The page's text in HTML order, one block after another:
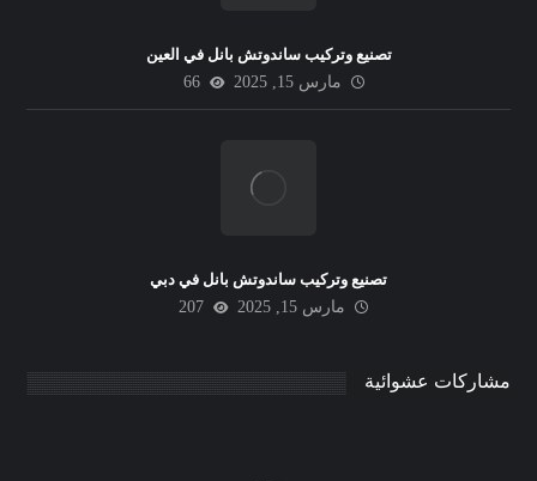
تصنيع وتركيب ساندوتش بانل في العين
مارس 15, 2025
66
تصنيع وتركيب ساندوتش بانل في دبي
مارس 15, 2025
207
مشاركات عشوائية